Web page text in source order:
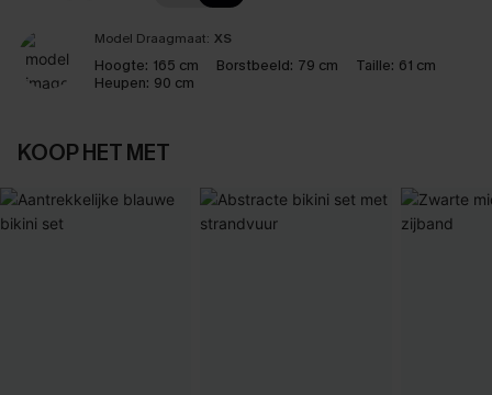
Model Draagmaat: XS
Hoogte: 165 cm Borstbeeld: 79 cm Taille: 61 cm
Heupen: 90 cm
KOOP HET MET